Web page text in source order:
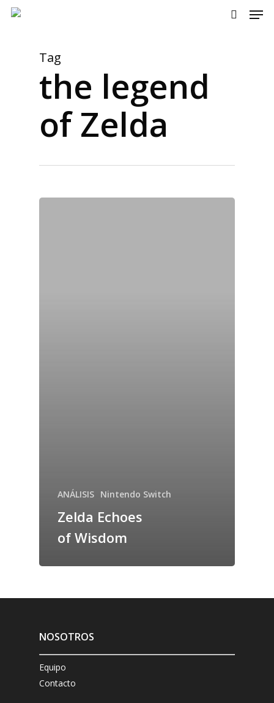
Skip
Tag
the legend
of Zelda
ANÁLISIS Nintendo Switch
Zelda Echoes
of Wisdom
NOSOTROS
Equipo
Contacto